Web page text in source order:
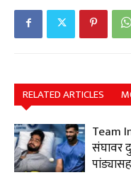
RELATED ARTICLES
Team
संघावर